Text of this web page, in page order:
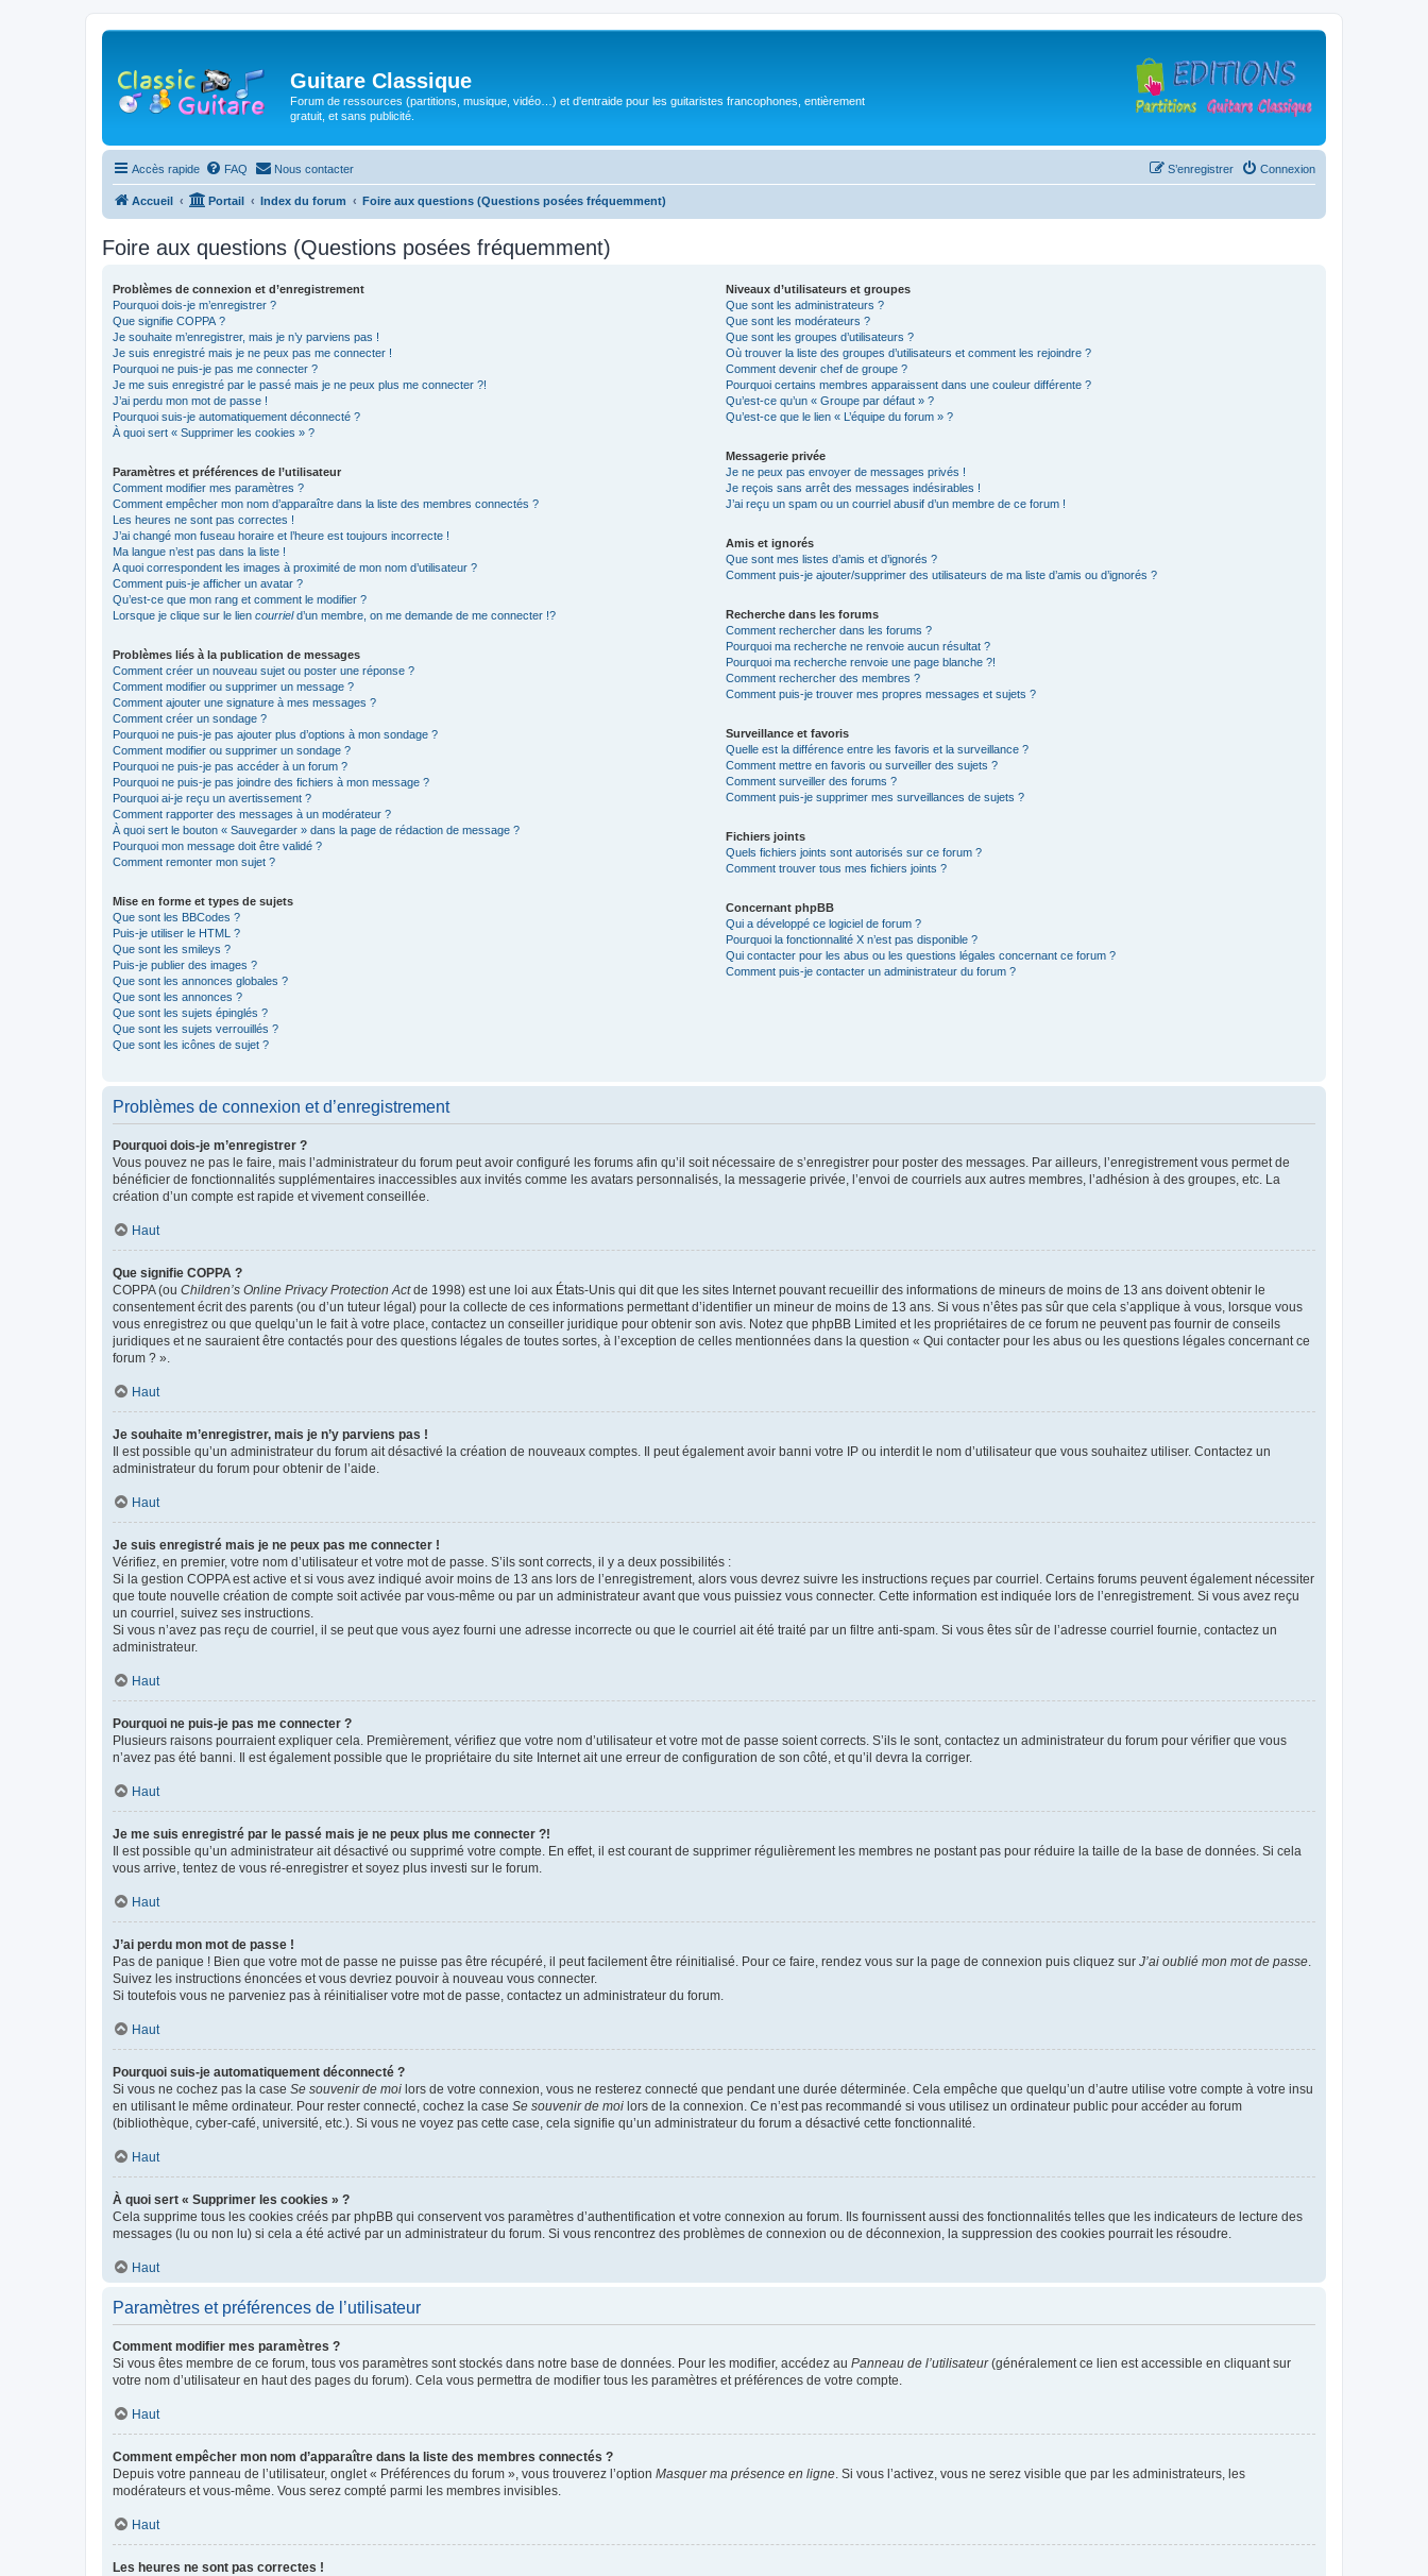
Guitare Classique
Forum de ressources (partitions, musique, vidéo…) et d'entraide pour les guitaristes francophones, entièrement
gratuit, et sans publicité.
Accès rapide FAQ Nous contacter Connexion
S’enregistrer
Accueil Portail Index du forum Foire aux questions (Questions posées fréquemment)
Foire aux questions (Questions posées fréquemment)
Problèmes de connexion et d’enregistrement
Pourquoi dois-je m’enregistrer ?
Que signifie COPPA ?
Je souhaite m’enregistrer, mais je n’y parviens pas !
Je suis enregistré mais je ne peux pas me connecter !
Pourquoi ne puis-je pas me connecter ?
Je me suis enregistré par le passé mais je ne peux plus me connecter ?!
J’ai perdu mon mot de passe !
Pourquoi suis-je automatiquement déconnecté ?
À quoi sert « Supprimer les cookies » ?
Paramètres et préférences de l’utilisateur
Comment modifier mes paramètres ?
Comment empêcher mon nom d’apparaître dans la liste des membres connectés ?
Les heures ne sont pas correctes !
J’ai changé mon fuseau horaire et l’heure est toujours incorrecte !
Ma langue n’est pas dans la liste !
A quoi correspondent les images à proximité de mon nom d’utilisateur ?
Comment puis-je afficher un avatar ?
Qu’est-ce que mon rang et comment le modifier ?
Lorsque je clique sur le lien courrield’un membre, on me demande de me connecter !?
Problèmes liés à la publication de messages
Comment créer un nouveau sujet ou poster une réponse ?
Comment modifier ou supprimer un message ?
Comment ajouter une signature à mes messages ?
Comment créer un sondage ?
Pourquoi ne puis-je pas ajouter plus d’options à mon sondage ?
Comment modifier ou supprimer un sondage ?
Pourquoi ne puis-je pas accéder à un forum ?
Pourquoi ne puis-je pas joindre des fichiers à mon message ?
Pourquoi ai-je reçu un avertissement ?
Comment rapporter des messages à un modérateur ?
À quoi sert le bouton « Sauvegarder » dans la page de rédaction de message ?
Pourquoi mon message doit être validé ?
Comment remonter mon sujet ?
Mise en forme et types de sujets
Que sont les BBCodes ?
Puis-je utiliser le HTML ?
Que sont les smileys ?
Puis-je publier des images ?
Que sont les annonces globales ?
Que sont les annonces ?
Que sont les sujets épinglés ?
Que sont les sujets verrouillés ?
Que sont les icônes de sujet ?
Niveaux d’utilisateurs et groupes
Que sont les administrateurs ?
Que sont les modérateurs ?
Que sont les groupes d’utilisateurs ?
Où trouver la liste des groupes d’utilisateurs et comment les rejoindre ?
Comment devenir chef de groupe ?
Pourquoi certains membres apparaissent dans une couleur différente ?
Qu’est-ce qu’un « Groupe par défaut » ?
Qu’est-ce que le lien « L’équipe du forum » ?
Messagerie privée
Je ne peux pas envoyer de messages privés !
Je reçois sans arrêt des messages indésirables !
J’ai reçu un spam ou un courriel abusif d’un membre de ce forum !
Amis et ignorés
Que sont mes listes d’amis et d’ignorés ?
Comment puis-je ajouter/supprimer des utilisateurs de ma liste d’amis ou d’ignorés ?
Recherche dans les forums
Comment rechercher dans les forums ?
Pourquoi ma recherche ne renvoie aucun résultat ?
Pourquoi ma recherche renvoie une page blanche ?!
Comment rechercher des membres ?
Comment puis-je trouver mes propres messages et sujets ?
Surveillance et favoris
Quelle est la différence entre les favoris et la surveillance ?
Comment mettre en favoris ou surveiller des sujets ?
Comment surveiller des forums ?
Comment puis-je supprimer mes surveillances de sujets ?
Fichiers joints
Quels fichiers joints sont autorisés sur ce forum ?
Comment trouver tous mes fichiers joints ?
Concernant phpBB
Qui a développé ce logiciel de forum ?
Pourquoi la fonctionnalité X n’est pas disponible ?
Qui contacter pour les abus ou les questions légales concernant ce forum ?
Comment puis-je contacter un administrateur du forum ?
Problèmes de connexion et d’enregistrement
Pourquoi dois-je m’enregistrer ?
Vous pouvez ne pas le faire, mais l’administrateur du forum peut avoir configuré les forums afin qu’il soit nécessaire de s’enregistrer pour poster des messages. Par ailleurs, l’enregistrement vous permet de
bénéficier de fonctionnalités supplémentaires inaccessibles aux invités comme les avatars personnalisés, la messagerie privée, l’envoi de courriels aux autres membres, l’adhésion à des groupes, etc. La
création d’un compte est rapide et vivement conseillée.
Haut
Que signifie COPPA ?
COPPA (ou Children’s Online Privacy Protection Actde 1998) est une loi aux États-Unis qui dit que les sites Internet pouvant recueillir des informations de mineurs de moins de 13 ans doivent obtenir le
consentement écrit des parents (ou d’un tuteur légal) pour la collecte de ces informations permettant d’identifier un mineur de moins de 13 ans. Si vous n’êtes pas sûr que cela s’applique à vous, lorsque vous
vous enregistrez ou que quelqu’un le fait à votre place, contactez un conseiller juridique pour obtenir son avis. Notez que phpBB Limited et les propriétaires de ce forum ne peuvent pas fournir de conseils
juridiques et ne sauraient être contactés pour des questions légales de toutes sortes, à l’exception de celles mentionnées dans la question « Qui contacter pour les abus ou les questions légales concernant ce
forum ? ».
Haut
Je souhaite m’enregistrer, mais je n’y parviens pas !
Il est possible qu’un administrateur du forum ait désactivé la création de nouveaux comptes. Il peut également avoir banni votre IP ou interdit le nom d’utilisateur que vous souhaitez utiliser. Contactez un
administrateur du forum pour obtenir de l’aide.
Haut
Je suis enregistré mais je ne peux pas me connecter !
Vérifiez, en premier, votre nom d’utilisateur et votre mot de passe. S’ils sont corrects, il y a deux possibilités :
Si la gestion COPPA est active et si vous avez indiqué avoir moins de 13 ans lors de l’enregistrement, alors vous devrez suivre les instructions reçues par courriel. Certains forums peuvent également nécessiter
que toute nouvelle création de compte soit activée par vous-même ou par un administrateur avant que vous puissiez vous connecter. Cette information est indiquée lors de l’enregistrement. Si vous avez reçu
un courriel, suivez ses instructions.
Si vous n’avez pas reçu de courriel, il se peut que vous ayez fourni une adresse incorrecte ou que le courriel ait été traité par un filtre anti-spam. Si vous êtes sûr de l’adresse courriel fournie, contactez un
administrateur.
Haut
Pourquoi ne puis-je pas me connecter ?
Plusieurs raisons pourraient expliquer cela. Premièrement, vérifiez que votre nom d’utilisateur et votre mot de passe soient corrects. S’ils le sont, contactez un administrateur du forum pour vérifier que vous
n’avez pas été banni. Il est également possible que le propriétaire du site Internet ait une erreur de configuration de son côté, et qu’il devra la corriger.
Haut
Je me suis enregistré par le passé mais je ne peux plus me connecter ?!
Il est possible qu’un administrateur ait désactivé ou supprimé votre compte. En effet, il est courant de supprimer régulièrement les membres ne postant pas pour réduire la taille de la base de données. Si cela
vous arrive, tentez de vous ré-enregistrer et soyez plus investi sur le forum.
Haut
J’ai perdu mon mot de passe !
Pas de panique ! Bien que votre mot de passe ne puisse pas être récupéré, il peut facilement être réinitialisé. Pour ce faire, rendez vous sur la page de connexion puis cliquez sur J’ai oublié mon mot de passe.
Suivez les instructions énoncées et vous devriez pouvoir à nouveau vous connecter.
Si toutefois vous ne parveniez pas à réinitialiser votre mot de passe, contactez un administrateur du forum.
Haut
Pourquoi suis-je automatiquement déconnecté ?
Si vous ne cochez pas la case Se souvenir de moi lors de votre connexion, vous ne resterez connecté que pendant une durée déterminée. Cela empêche que quelqu’un d’autre utilise votre compte à votre insu
en utilisant le même ordinateur. Pour rester connecté, cochez la case Se souvenir de moi lors de la connexion. Ce n’est pas recommandé si vous utilisez un ordinateur public pour accéder au forum
(bibliothèque, cyber-café, université, etc.). Si vous ne voyez pas cette case, cela signifie qu’un administrateur du forum a désactivé cette fonctionnalité.
Haut
À quoi sert « Supprimer les cookies » ?
Cela supprime tous les cookies créés par phpBB qui conservent vos paramètres d’authentification et votre connexion au forum. Ils fournissent aussi des fonctionnalités telles que les indicateurs de lecture des
messages (lu ou non lu) si cela a été activé par un administrateur du forum. Si vous rencontrez des problèmes de connexion ou de déconnexion, la suppression des cookies pourrait les résoudre.
Haut
Paramètres et préférences de l’utilisateur
Comment modifier mes paramètres ?
Si vous êtes membre de ce forum, tous vos paramètres sont stockés dans notre base de données. Pour les modifier, accédez au Panneau de l’utilisateur(généralement ce lien est accessible en cliquant sur
votre nom d’utilisateur en haut des pages du forum). Cela vous permettra de modifier tous les paramètres et préférences de votre compte.
Haut
Comment empêcher mon nom d’apparaître dans la liste des membres connectés ?
Depuis votre panneau de l’utilisateur, onglet « Préférences du forum », vous trouverez l’option Masquer ma présence en ligne. Si vous l’activez, vous ne serez visible que par les administrateurs, les
modérateurs et vous-même. Vous serez compté parmi les membres invisibles.
Haut
Les heures ne sont pas correctes !